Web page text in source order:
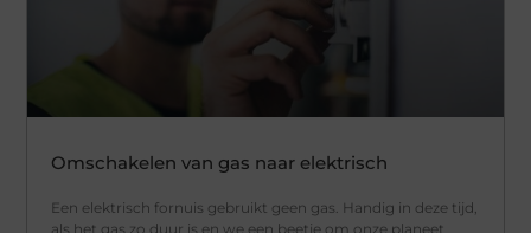
Omschakelen van gas naar elektrisch
Een elektrisch fornuis gebruikt geen gas. Handig in deze tijd,
als het gas zo duur is en we een beetje om onze planeet